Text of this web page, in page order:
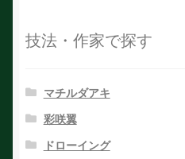
技法・作家で探す
マチルダアキ
彩咲翼
ドローイング